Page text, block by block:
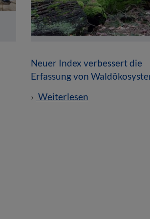
Neuer Index verbessert die
Erfassung von
Weiterlesen